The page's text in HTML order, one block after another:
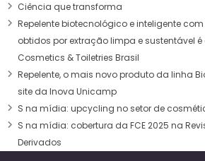
Ciência que transforma
Repelente biotecnológico e inteligente
obtidos por extração limpa e sustentável
Cosmetics & Toiletries Brasil
Repelente, o mais novo produto da linha
site da Inova Unicamp
S na mídia: upcycling no setor de
S na mídia: cobertura da FCE 2025 na
Derivados